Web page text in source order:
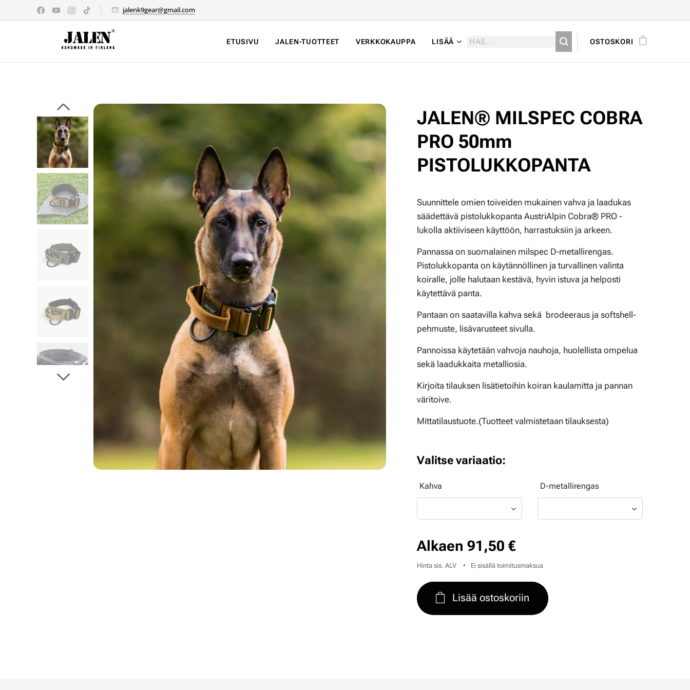
jalenk9gear@gmail.com
ETUSIVU JALEN-TUOTTEET VERKKOKAUPPA LISÄÄ OSTOSKORI
JALEN® MILSPEC COBRA
PRO 50mm
PISTOLUKKOPANTA
Multicam, Arid, Original, Tropic, Musta
Olive, musta, coyote, Flecktarn 5, Flecktarn 3, digital camo
Suunnittele omien toiveiden mukainen vahva ja laadukas
säädettävä pistolukkopanta AustriAlpin Cobra® PRO -
lukolla aktiiviseen käyttöön, harrastuksiin ja arkeen.
Pannassa on suomalainen milspec D-metallirengas.
Pistolukkopanta on käytännöllinen ja turvallinen valinta
koiralle, jolle halutaan kestävä, hyvin istuva ja helposti
käytettävä panta.
Pantaan on saatavilla kahva sekä brodeeraus ja softshell-
pehmuste, lisävarusteet sivulla.
Pannoissa käytetään vahvoja nauhoja, huolellista ompelua
sekä laadukkaita metalliosia.
Kirjoita tilauksen lisätietoihin koiran kaulamitta ja pannan
väritoive.
Mittatilaustuote.(Tuotteet valmistetaan tilauksesta)
Valitse variaatio:
Kahva D-metallirengas
Alkaen 91,50 €
Hinta sis. ALV Ei sisällä toimitusmaksua
Lisää ostoskoriin